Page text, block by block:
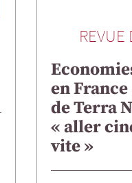
REVUE
en
de Terra
« aller
vite »